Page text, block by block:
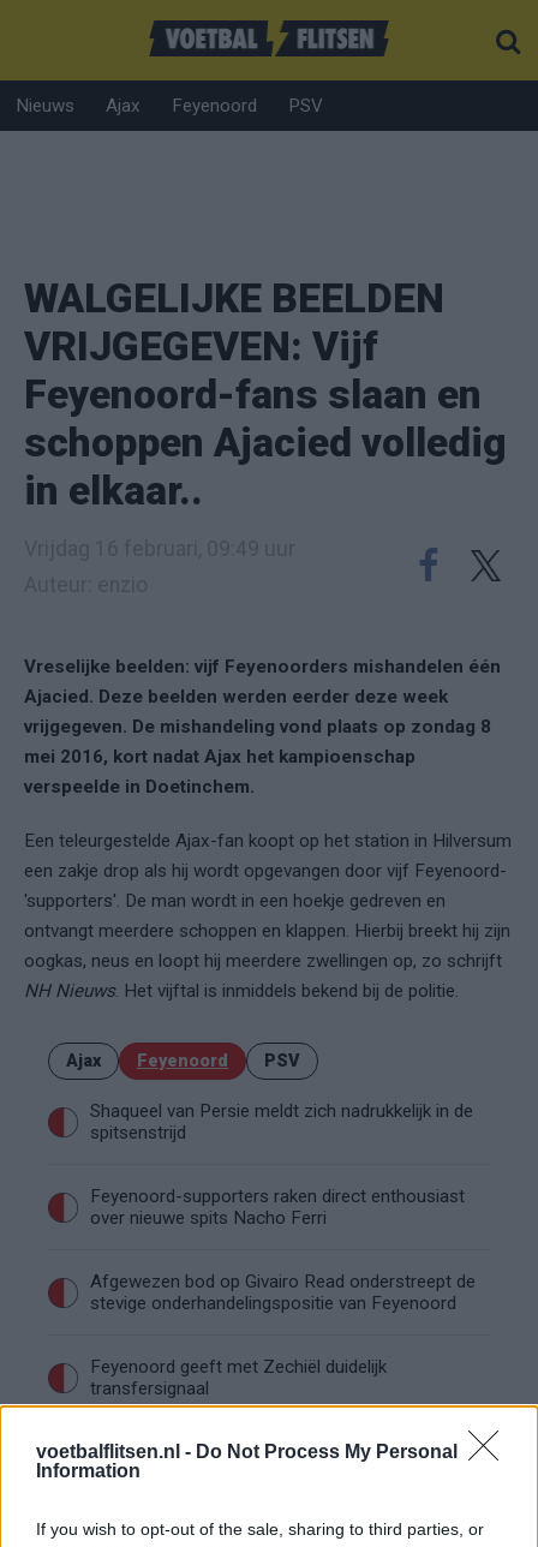
voetbalflitsen.nl - Do Not Process My Personal
Information
If you wish to opt-out of the sale, sharing to third parties, or
Nieuws Ajax Feyenoord PSV
WALGELIJKE BEELDEN
VRIJGEGEVEN: Vijf
Feyenoord-fans slaan en
schoppen Ajacied volledig
in elkaar..
Vreselijke beelden: vijf Feyenoorders mishandelen één
Ajacied. Deze beelden werden eerder deze week
vrijgegeven. De mishandeling vond plaats op zondag 8
mei 2016, kort nadat Ajax het kampioenschap
verspeelde in Doetinchem.
Een teleurgestelde Ajax-fan koopt op het station in Hilversum
een zakje drop als hij wordt opgevangen door vijf Feyenoord-
'supporters'. De man wordt in een hoekje gedreven en
ontvangt meerdere schoppen en klappen. Hierbij breekt hij zijn
oogkas, neus en loopt hij meerdere zwellingen op, zo schrijft
NH Nieuws. Het vijftal is inmiddels bekend bij de politie.
Ajax Feyenoord PSV
Shaqueel van Persie meldt zich nadrukkelijk in de
spitsenstrijd
Feyenoord-supporters raken direct enthousiast
over nieuwe spits Nacho Ferri
Afgewezen bod op Givairo Read onderstreept de
stevige onderhandelingspositie van Feyenoord
Feyenoord geeft met Zechiël duidelijk
transfersignaal
Staf Van Bronckhorst rond: nu nog de selectie
Feyenoord lost met nieuwe controleur direct